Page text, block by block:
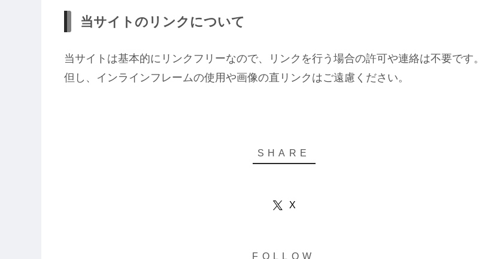
当サイトのリンクについて
当サイトは基本的にリンクフリーなので、リンクを行う場合の許可や連絡は不要です。
但し、インラインフレームの使用や画像の直リンクはご遠慮ください。
X